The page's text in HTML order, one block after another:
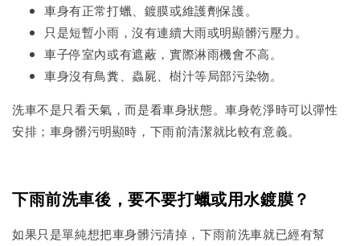
車身有正常打蠟、鍍膜或維護劑保護。
只是短暫小雨，沒有連續大雨或明顯髒污壓力。
車子停室內或有遮蔽，實際淋雨機會不高。
車身沒有鳥糞、蟲屍、樹汁等局部污染物。
洗車不是只看天氣，而是看車身狀態。車身乾淨時可以彈性
安排；車身髒污明顯時，下雨前清潔就比較有意義。
下雨前洗車後，要不要打蠟或用水鍍膜？
如果只是單純想把車身髒污清掉，下雨前洗車就已經有幫